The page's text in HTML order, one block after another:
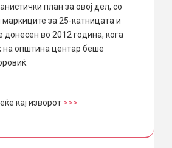
план за овој дел, со
маркиците за 25-катницата и
донесен во 2012 година, кога
на општина центар беше
кај изворот >>>